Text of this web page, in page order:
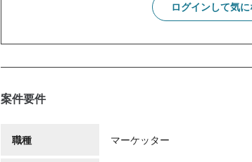
ログインして気
案件要件
職種 マーケッター